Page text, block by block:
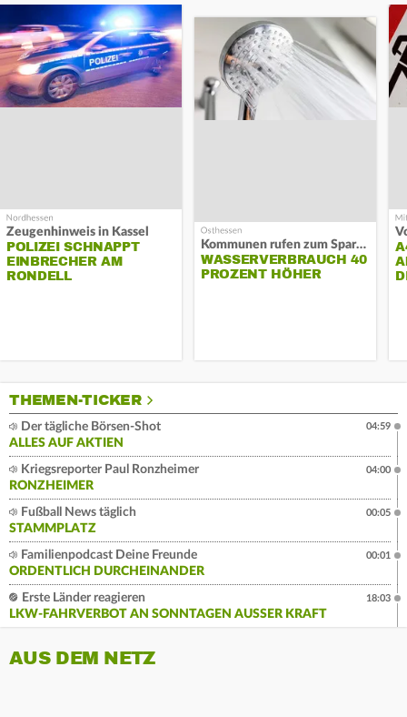
Zeugenhinweis in Kassel
POLIZEI SCHNAPPT
EINBRECHER AM
RONDELL
Kommunen rufen zum Sparen auf
WASSERVERBRAUCH 40
PROZENT HÖHER
THEMEN-TICKER
Der tägliche Börsen-Shot
ALLES AUF AKTIEN
04:59
Kriegsreporter Paul Ronzheimer
RONZHEIMER
04:00
Fußball News täglich
STAMMPLATZ
00:05
Familienpodcast Deine Freunde
ORDENTLICH DURCHEINANDER
00:01
Erste Länder reagieren
LKW-FAHRVERBOT AN SONNTAGEN AUSSER KRAFT
18:03
AUS DEM NETZ